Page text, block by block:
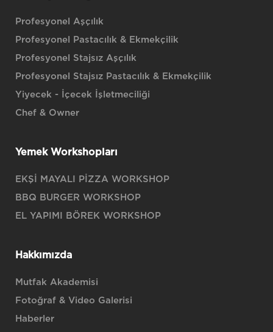
Profesyonel Aşçılık
Profesyonel Pastacılık & Ekmekçilik
Profesyonel Stajsız Aşçılık
Profesyonel Stajsız Pastacılık & Ekmekçilik
Yiyecek - İçecek İşletmeciliği
Chef & Owner
Yemek Workshopları
EKŞİ MAYALI PİZZA WORKSHOP
BBQ BURGER WORKSHOP
EL YAPIMI BÖREK WORKSHOP
Hakkımızda
Mutfak Akademisi
Fotoğraf & Video Galerisi
Haberler